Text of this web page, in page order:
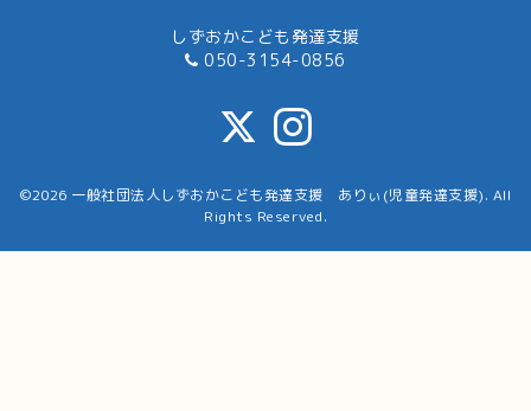
しずおかこども発達支援
050-3154-0856
©2026 一般社団法人しずおかこども発達支援 ありぃ(児童発達支援). All
Rights Reserved.